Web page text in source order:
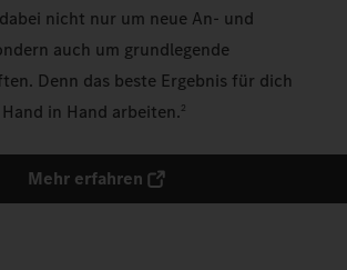
nicht nur um neue An- und
auch um grundlegende
Denn das beste Ergebnis für dich
in Hand arbeiten.2
Mehr erfahren